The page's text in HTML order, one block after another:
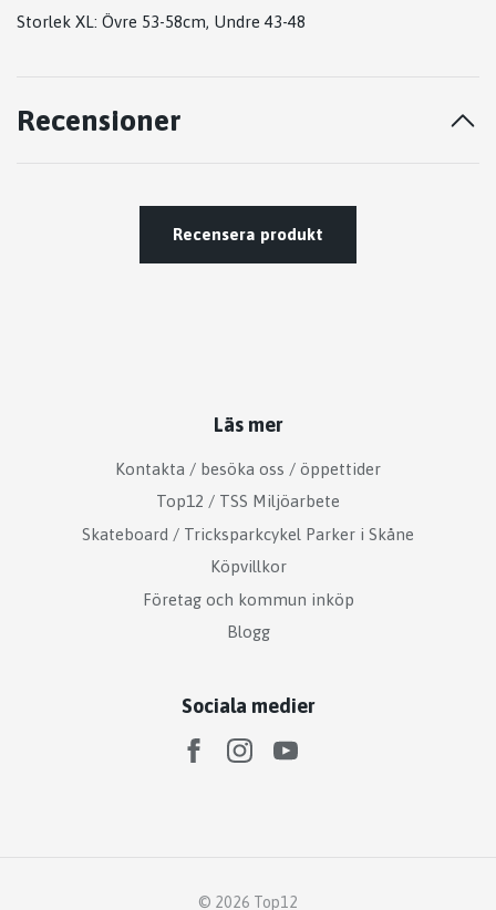
Storlek XL: Övre 53-58cm, Undre 43-48
Recensioner
Recensera produkt
Läs mer
Kontakta / besöka oss / öppettider
Top12 / TSS Miljöarbete
Skateboard / Tricksparkcykel Parker i Skåne
Köpvillkor
Företag och kommun inköp
Blogg
Sociala medier
© 2026 Top12